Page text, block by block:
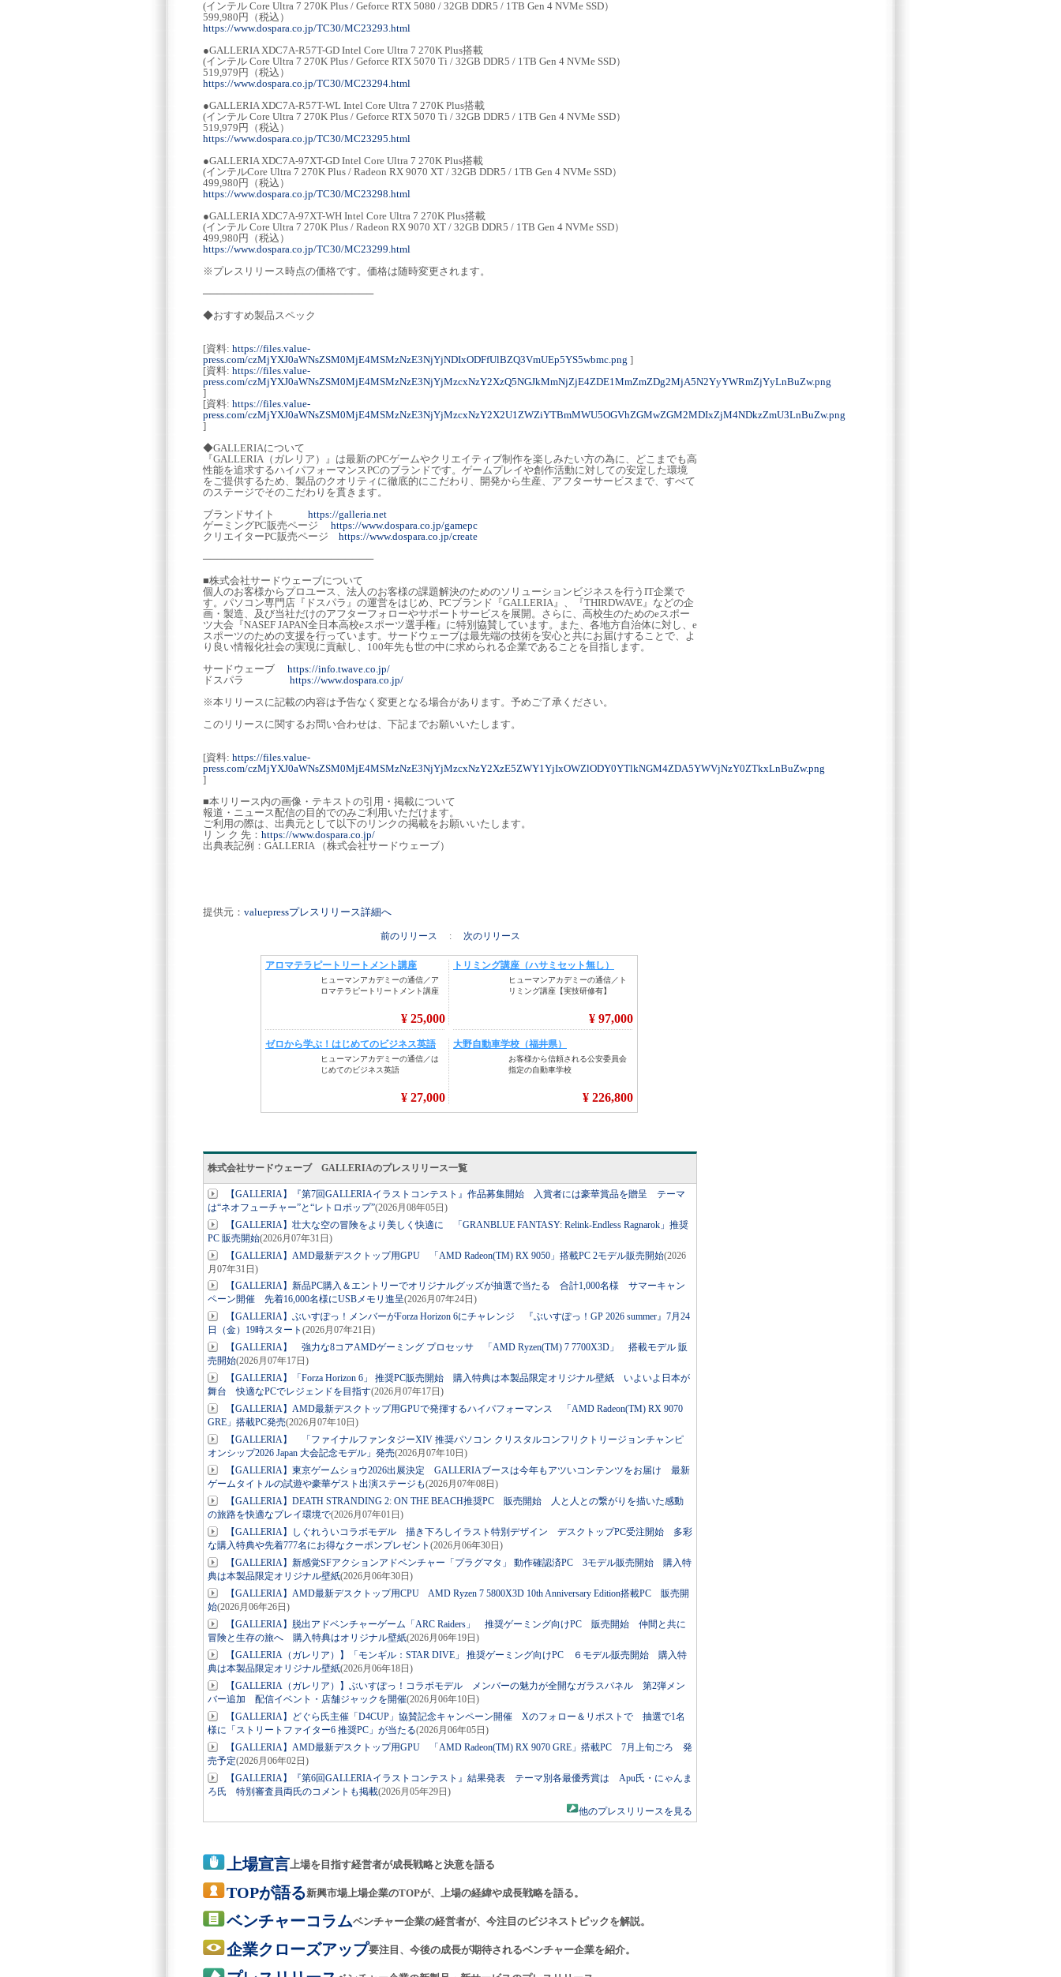
(インテル Core Ultra 7 270K Plus / Geforce RTX 5080 / 32GB DDR5 / 1TB Gen 4 NVMe SSD）
599,980円（税込）
https://www.dospara.co.jp/TC30/MC23293.html
●GALLERIA XDC7A-R57T-GD Intel Core Ultra 7 270K Plus搭載
(インテル Core Ultra 7 270K Plus / Geforce RTX 5070 Ti / 32GB DDR5 / 1TB Gen 4 NVMe SSD）
519,979円（税込）
https://www.dospara.co.jp/TC30/MC23294.html
●GALLERIA XDC7A-R57T-WL Intel Core Ultra 7 270K Plus搭載
(インテル Core Ultra 7 270K Plus / Geforce RTX 5070 Ti / 32GB DDR5 / 1TB Gen 4 NVMe SSD）
519,979円（税込）
https://www.dospara.co.jp/TC30/MC23295.html
●GALLERIA XDC7A-97XT-GD Intel Core Ultra 7 270K Plus搭載
(インテルCore Ultra 7 270K Plus / Radeon RX 9070 XT / 32GB DDR5 / 1TB Gen 4 NVMe SSD）
499,980円（税込）
https://www.dospara.co.jp/TC30/MC23298.html
●GALLERIA XDC7A-97XT-WH Intel Core Ultra 7 270K Plus搭載
(インテル Core Ultra 7 270K Plus / Radeon RX 9070 XT / 32GB DDR5 / 1TB Gen 4 NVMe SSD）
499,980円（税込）
https://www.dospara.co.jp/TC30/MC23299.html
※プレスリリース時点の価格です。価格は随時変更されます。
────────────────────────
◆おすすめ製品スペック
[資料: https://files.value-
press.com/czMjYXJ0aWNsZSM0MjE4MSMzNzE3NjYjNDIxODFfUlBZQ3VmUEp5YS5wbmc.png ]
[資料: https://files.value-
press.com/czMjYXJ0aWNsZSM0MjE4MSMzNzE3NjYjMzcxNzY2XzQ5NGJkMmNjZjE4ZDE1MmZmZDg2MjA5N2YyYWRmZjYyLnBuZw.png
]
[資料: https://files.value-
press.com/czMjYXJ0aWNsZSM0MjE4MSMzNzE3NjYjMzcxNzY2X2U1ZWZiYTBmMWU5OGVhZGMwZGM2MDIxZjM4NDkzZmU3LnBuZw.png
]
◆GALLERIAについて
『GALLERIA（ガレリア）』は最新のPCゲームやクリエイティブ制作を楽しみたい方の為に、どこまでも高
性能を追求するハイパフォーマンスPCのブランドです。ゲームプレイや創作活動に対しての安定した環境
をご提供するため、製品のクオリティに徹底的にこだわり、開発から生産、アフターサービスまで、すべて
のステージでそのこだわりを貫きます。
ブランドサイト https://galleria.net
ゲーミングPC販売ページ https://www.dospara.co.jp/gamepc
クリエイターPC販売ページ https://www.dospara.co.jp/create
────────────────────────
■株式会社サードウェーブについて
個人のお客様からプロユース、法人のお客様の課題解決のためのソリューションビジネスを行うIT企業で
す。パソコン専門店『ドスパラ』の運営をはじめ、PCブランド『GALLERIA』、『THIRDWAVE』などの企
画・製造、及び当社だけのアフターフォローやサポートサービスを展開。さらに、高校生のためのeスポー
ツ大会『NASEF JAPAN全日本高校eスポーツ選手権』に特別協賛しています。また、各地方自治体に対し、e
スポーツのための支援を行っています。サードウェーブは最先端の技術を安心と共にお届けすることで、よ
り良い情報化社会の実現に貢献し、100年先も世の中に求められる企業であることを目指します。
サードウェーブ https://info.twave.co.jp/
ドスパラ https://www.dospara.co.jp/
※本リリースに記載の内容は予告なく変更となる場合があります。予めご了承ください。
このリリースに関するお問い合わせは、下記までお願いいたします。
[資料: https://files.value-
press.com/czMjYXJ0aWNsZSM0MjE4MSMzNzE3NjYjMzcxNzY2XzE5ZWY1YjIxOWZlODY0YTlkNGM4ZDA5YWVjNzY0ZTkxLnBuZw.png
]
■本リリース内の画像・テキストの引用・掲載について
報道・ニュース配信の目的でのみご利用いただけます。
ご利用の際は、出典元として以下のリンクの掲載をお願いいたします。
リ ン ク 先： https://www.dospara.co.jp/
出典表記例：GALLERIA （株式会社サードウェーブ）
提供元： valuepressプレスリリース詳細へ
前のリリース : 次のリリース
株式会社サードウェーブ GALLERIAのプレスリリース一覧
【GALLERIA】『第7回GALLERIAイラストコンテスト』作品募集開始 入賞者には豪華賞品を贈呈 テーマ
は“ネオフューチャー”と“レトロポップ”(2026月08年05日)
【GALLERIA】壮大な空の冒険をより美しく快適に 「GRANBLUE FANTASY: Relink-Endless Ragnarok」推奨
PC 販売開始(2026月07年31日)
【GALLERIA】AMD最新デスクトップ用GPU 「AMD Radeon(TM) RX 9050」搭載PC 2モデル販売開始(2026
月07年31日)
【GALLERIA】新品PC購入＆エントリーでオリジナルグッズが抽選で当たる 合計1,000名様 サマーキャン
ペーン開催 先着16,000名様にUSBメモリ進呈(2026月07年24日)
【GALLERIA】ぶいすぽっ！メンバーがForza Horizon 6にチャレンジ 『ぶいすぽっ！GP 2026 summer』7月24
日（金）19時スタート (2026月07年21日)
【GALLERIA】 強力な8コアAMDゲーミング プロセッサ 「AMD Ryzen(TM) 7 7700X3D」 搭載モデル 販
売開始(2026月07年17日)
【GALLERIA】「Forza Horizon 6」 推奨PC販売開始 購入特典は本製品限定オリジナル壁紙 いよいよ日本が
舞台 快適なPCでレジェンドを目指す(2026月07年17日)
【GALLERIA】AMD最新デスクトップ用GPUで発揮するハイパフォーマンス 「AMD Radeon(TM) RX 9070
GRE」搭載PC発売(2026月07年10日)
【GALLERIA】 「ファイナルファンタジーXIV 推奨パソコン クリスタルコンフリクトリージョンチャンピ
オンシップ2026 Japan 大会記念モデル」発売(2026月07年10日)
【GALLERIA】東京ゲームショウ2026出展決定 GALLERIAブースは今年もアツいコンテンツをお届け 最新
ゲームタイトルの試遊や豪華ゲスト出演ステージも(2026月07年08日)
【GALLERIA】DEATH STRANDING 2: ON THE BEACH推奨PC 販売開始 人と人との繋がりを描いた感動
の旅路を快適なプレイ環境で(2026月07年01日)
【GALLERIA】しぐれういコラボモデル 描き下ろしイラスト特別デザイン デスクトップPC受注開始 多彩
な購入特典や先着777名にお得なクーポンプレゼント (2026月06年30日)
【GALLERIA】新感覚SFアクションアドベンチャー「プラグマタ」 動作確認済PC 3モデル販売開始 購入特
典は本製品限定オリジナル壁紙(2026月06年30日)
【GALLERIA】AMD最新デスクトップ用CPU AMD Ryzen 7 5800X3D 10th Anniversary Edition搭載PC 販売開
始(2026月06年26日)
【GALLERIA】脱出アドベンチャーゲーム「ARC Raiders」 推奨ゲーミング向けPC 販売開始 仲間と共に
冒険と生存の旅へ 購入特典はオリジナル壁紙(2026月06年19日)
【GALLERIA（ガレリア）】「モンギル：STAR DIVE」 推奨ゲーミング向けPC ６モデル販売開始 購入特
典は本製品限定オリジナル壁紙(2026月06年18日)
【GALLERIA（ガレリア）】ぶいすぽっ！コラボモデル メンバーの魅力が全開なガラスパネル 第2弾メン
バー追加 配信イベント・店舗ジャックを開催(2026月06年10日)
【GALLERIA】どぐら氏主催「D4CUP」協賛記念キャンペーン開催 Xのフォロー＆リポストで 抽選で1名
様に「ストリートファイター6 推奨PC」が当たる(2026月06年05日)
【GALLERIA】AMD最新デスクトップ用GPU 「AMD Radeon(TM) RX 9070 GRE」搭載PC 7月上旬ごろ 発
売予定(2026月06年02日)
【GALLERIA】『第6回GALLERIAイラストコンテスト』結果発表 テーマ別各最優秀賞は Apu氏・にゃんま
ろ氏 特別審査員両氏のコメントも掲載(2026月05年29日)
他のプレスリリースを見る
上場宣言上場を目指す経営者が成長戦略と決意を語る
TOPが語る新興市場上場企業のTOPが、上場の経緯や成長戦略を語る。
ベンチャーコラムベンチャー企業の経営者が、今注目のビジネストピックを解説。
企業クローズアップ要注目、今後の成長が期待されるベンチャー企業を紹介。